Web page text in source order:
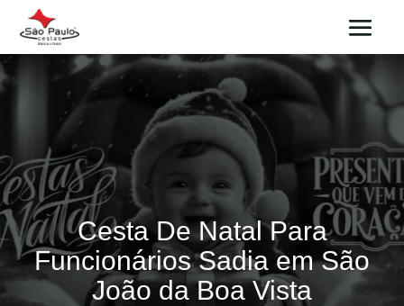
Cesta De Natal Para
Funcionários Sadia em São
João da Boa Vista